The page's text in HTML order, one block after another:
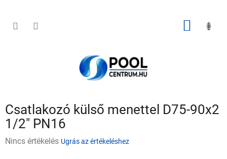
KOSÁR
Csatlakozó külső menettel D75-90x2
1/2" PN16
ANincs értékelés Ugrás az értékeléshez